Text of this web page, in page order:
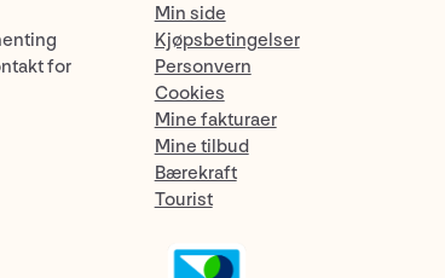
for
Min side
Kjøpsbetingelser
Personvern
Cookies
Mine fakturaer
Mine tilbud
Bærekraft
Tourist